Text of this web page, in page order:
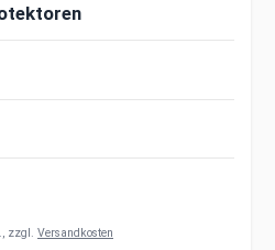
zzgl. Versandkosten